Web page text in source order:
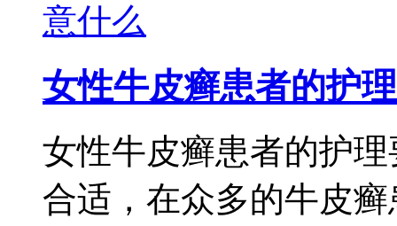
女性牛皮癣患者的护理
女性牛皮癣患者的护
合适，在众多的牛皮